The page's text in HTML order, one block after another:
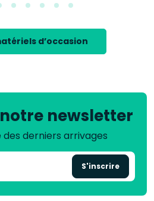
d’occasion
newsletter
des derniers arrivages
S'inscrire